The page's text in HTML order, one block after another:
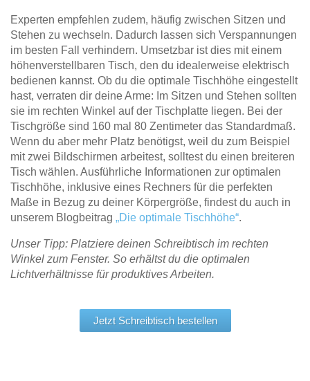
Experten empfehlen zudem, häufig zwischen Sitzen und
Stehen zu wechseln. Dadurch lassen sich Verspannungen
im besten Fall verhindern. Umsetzbar ist dies mit einem
höhenverstellbaren Tisch, den du idealerweise elektrisch
bedienen kannst. Ob du die optimale Tischhöhe eingestellt
hast, verraten dir deine Arme: Im Sitzen und Stehen sollten
sie im rechten Winkel auf der Tischplatte liegen. Bei der
Tischgröße sind 160 mal 80 Zentimeter das Standardmaß.
Wenn du aber mehr Platz benötigst, weil du zum Beispiel
mit zwei Bildschirmen arbeitest, solltest du einen breiteren
Tisch wählen. Ausführliche Informationen zur optimalen
Tischhöhe, inklusive eines Rechners für die perfekten
Maße in Bezug zu deiner Körpergröße, findest du auch in
unserem Blogbeitrag „Die optimale Tischhöhe“.
Unser Tipp: Platziere deinen Schreibtisch im rechten
Winkel zum Fenster. So erhältst du die optimalen
Lichtverhältnisse für produktives Arbeiten.
Jetzt Schreibtisch bestellen